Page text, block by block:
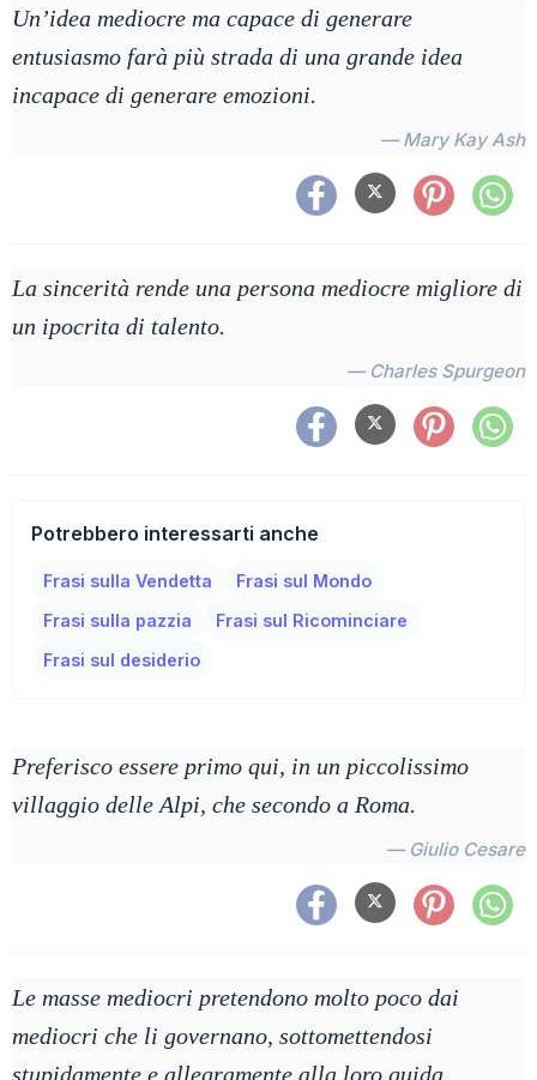
Un’idea mediocre ma capace di generare
entusiasmo farà più strada di una grande idea
incapace di generare emozioni.
— Mary Kay Ash
La sincerità rende una persona mediocre migliore di
un ipocrita di talento.
— Charles Spurgeon
Potrebbero interessarti anche
Frasi sulla Vendetta
Frasi sul Mondo
Frasi sulla pazzia
Frasi sul Ricominciare
Frasi sul desiderio
Preferisco essere primo qui, in un piccolissimo
villaggio delle Alpi, che secondo a Roma.
— Giulio Cesare
Le masse mediocri pretendono molto poco dai
mediocri che li governano, sottomettendosi
stupidamente e allegramente alla loro guida.